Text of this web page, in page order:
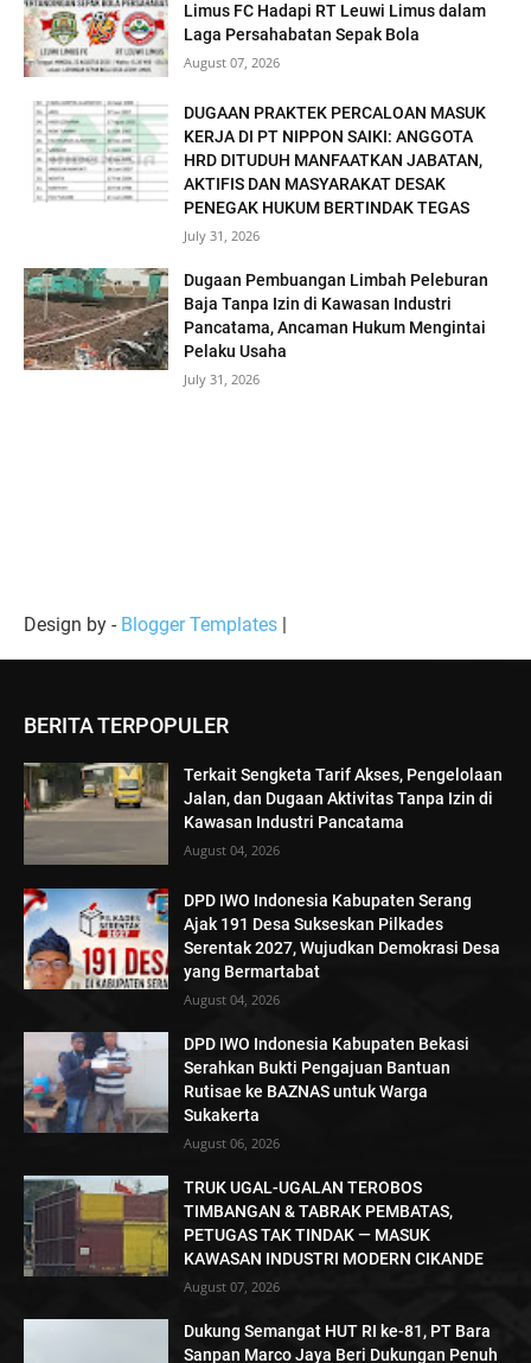
Limus FC Hadapi RT Leuwi Limus dalam
Laga Persahabatan Sepak Bola
August 07, 2026
DUGAAN PRAKTEK PERCALOAN MASUK
KERJA DI PT NIPPON SAIKI: ANGGOTA
HRD DITUDUH MANFAATKAN JABATAN,
AKTIFIS DAN MASYARAKAT DESAK
PENEGAK HUKUM BERTINDAK TEGAS
July 31, 2026
Dugaan Pembuangan Limbah Peleburan
Baja Tanpa Izin di Kawasan Industri
Pancatama, Ancaman Hukum Mengintai
Pelaku Usaha
July 31, 2026
Design by - Blogger Templates |
BERITA TERPOPULER
Terkait Sengketa Tarif Akses, Pengelolaan
Jalan, dan Dugaan Aktivitas Tanpa Izin di
Kawasan Industri Pancatama
August 04, 2026
DPD IWO Indonesia Kabupaten Serang
Ajak 191 Desa Sukseskan Pilkades
Serentak 2027, Wujudkan Demokrasi Desa
yang Bermartabat
August 04, 2026
DPD IWO Indonesia Kabupaten Bekasi
Serahkan Bukti Pengajuan Bantuan
Rutisae ke BAZNAS untuk Warga
Sukakerta
August 06, 2026
TRUK UGAL-UGALAN TEROBOS
TIMBANGAN & TABRAK PEMBATAS,
PETUGAS TAK TINDAK — MASUK
KAWASAN INDUSTRI MODERN CIKANDE
August 07, 2026
Dukung Semangat HUT RI ke-81, PT Bara
Sanpan Marco Jaya Beri Dukungan Penuh